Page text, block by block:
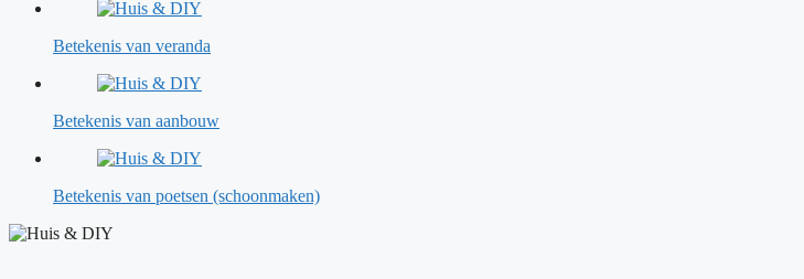
Betekenis van veranda
Betekenis van aanbouw
Betekenis van poetsen (schoonmaken)